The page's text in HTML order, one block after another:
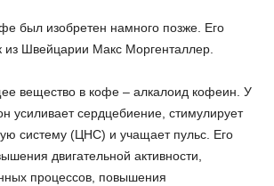
был изобретен намного позже. Его
из Швейцарии Макс Моргенталлер.
вещество в кофе – алкалоид кофеин. У
усиливает сердцебиение, стимулирует
систему (ЦНС) и учащает пульс. Его
двигательной активности,
процессов, повышения